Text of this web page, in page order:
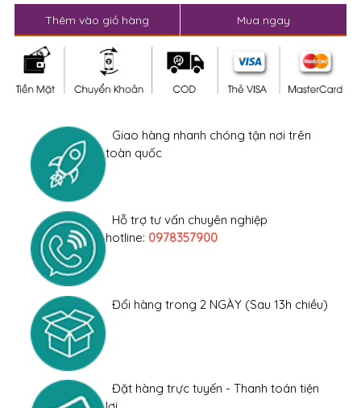
Giao hàng nhanh chóng tận nơi trên
toàn quốc
Hỗ trợ tư vấn chuyên nghiệp
hotline:0978357900
Đổi hàng trong 2 NGÀY (Sau 13h chiều)
Đặt hàng trực tuyến - Thanh toán tiện
CHI TIẾT SẢN PHẨM